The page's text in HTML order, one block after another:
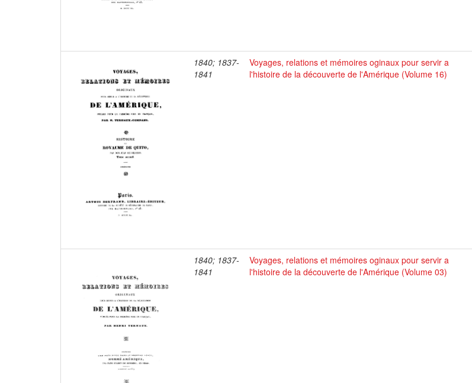
1840; 1837-
1841
Voyages, relations et mémoires oginaux pour servir a
l'histoire de la découverte de l'Amérique (Volume 16)
1840; 1837-
1841
Voyages, relations et mémoires oginaux pour servir a
l'histoire de la découverte de l'Amérique (Volume 03)